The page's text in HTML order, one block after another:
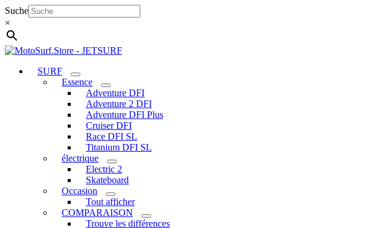
Aller
au
contenu
Suche
×
SURF
Essence
Adventure DFI
Adventure 2 DFI
Adventure DFI Plus
Cruiser DFI
Race DFI SL
Titanium DFI SL
électrique
Electric 2
Skateboard
Occasion
Tout afficher
COMPARAISON
Trouve les différences